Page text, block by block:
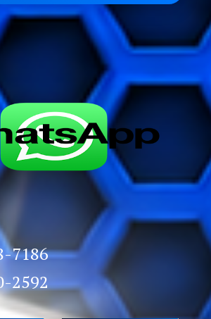
7186
2592